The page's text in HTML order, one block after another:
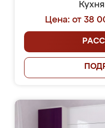
Цена: от 38